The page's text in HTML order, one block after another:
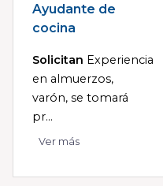
Ayudante de
cocina
Solicitan Experiencia
en almuerzos,
varón, se tomará
pr...
Ver más